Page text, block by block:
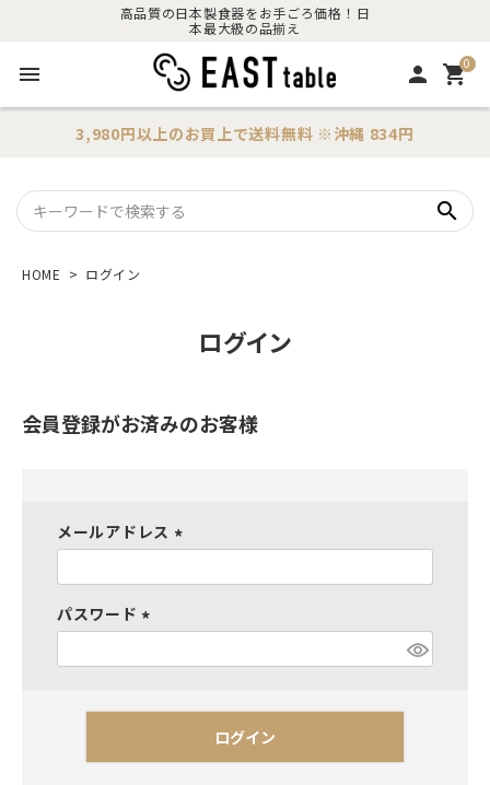
高品質の日本製食器をお手ごろ価格！日
本最大級の品揃え
menu person 0
shopping_cart
3,980円以上のお買上で送料無料 ※沖縄 834円
search
HOME ログイン
ログイン
会員登録がお済みのお客様
メールアドレス
必
)
パスワード
必
)
ログイン